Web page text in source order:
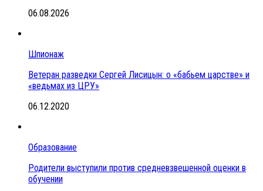
06.08.2026
Шпионаж
Ветеран разведки Сергей Лисицын: о «бабьем царстве» и
«ведьмах из ЦРУ»
06.12.2020
Образование
Родители выступили против средневзвешенной оценки в
обучении